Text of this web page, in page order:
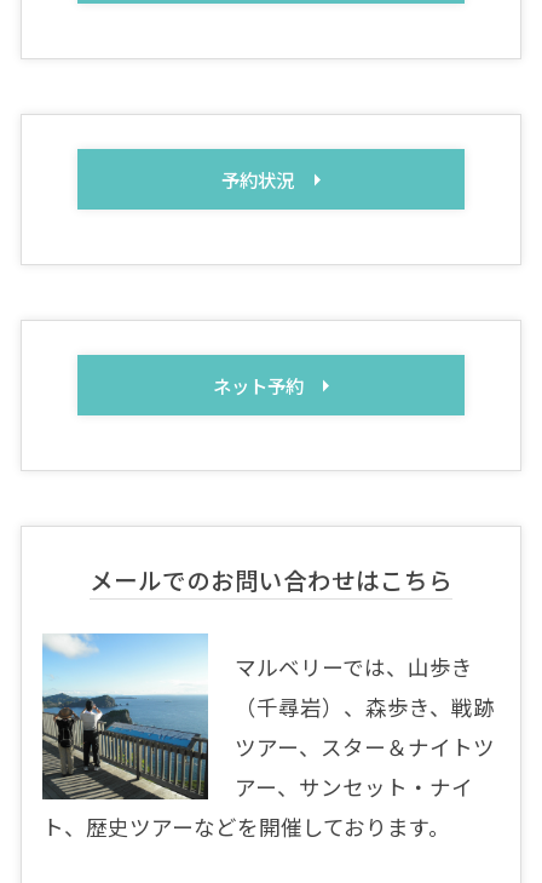
予約状況
ネット予約
メールでのお問い合わせはこちら
マルベリーでは、山歩き
（千尋岩）、森歩き、戦跡
ツアー、スター＆ナイトツ
アー、サンセット・ナイ
ト、歴史ツアーなどを開催しております。